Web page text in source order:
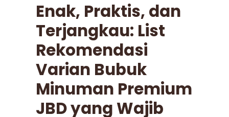
Enak, Praktis, dan
Terjangkau: List
Rekomendasi
Varian Bubuk
Minuman Premium
JBD yang Wajib